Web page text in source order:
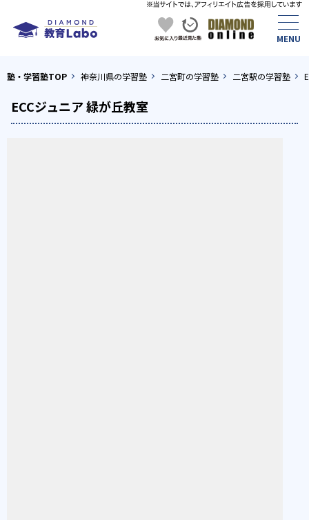
塾・学習塾TOP 神奈川県の学習塾 二宮町の学習塾 二宮駅の学習塾
ECCジュニア 緑が丘教室